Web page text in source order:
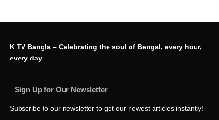
K TV Bangla – Celebrating the soul of Bengal, every hour,
every day.
Sign Up for Our Newsletter
Subscribe to our newsletter to get our newest articles instantly!